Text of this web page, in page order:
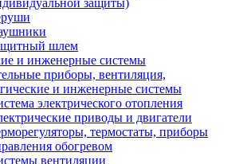
защиты)
шлем
и инженерные системы
приборы, вентиляция,
и инженерные системы
электрического отопления
приводы и двигатели
термостаты, приборы
обогревом
вентиляции